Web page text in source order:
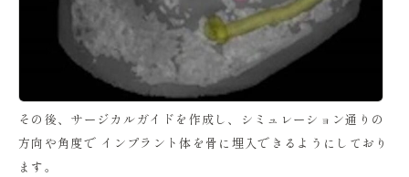
その後、サージカルガイドを作成し、シミュレーション通りの
方向や角度で インプラント体を骨に埋入できるようにしており
ます。